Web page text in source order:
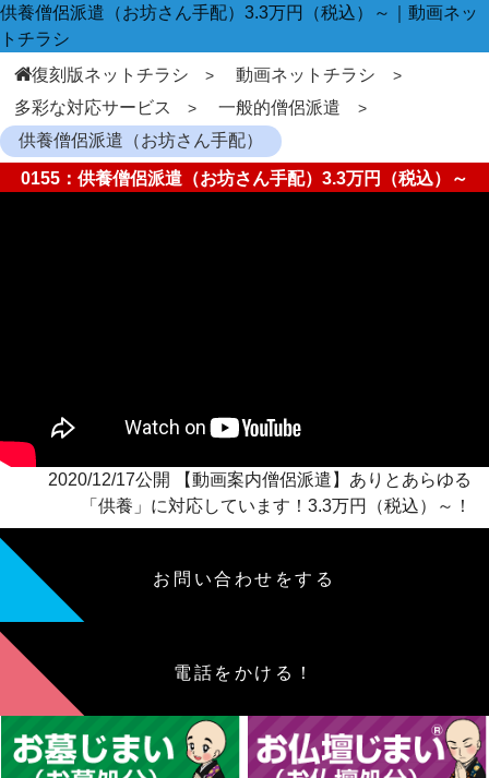
供養僧侶派遣（お坊さん手配）3.3万円（税込）～｜動画ネッ
トチラシ
復刻版ネットチラシ
動画ネットチラシ
多彩な対応サービス
一般的僧侶派遣
供養僧侶派遣（お坊さん手配）
0155：供養僧侶派遣（お坊さん手配）3.3万円（税込）～
2020/12/17公開 【動画案内僧侶派遣】ありとあらゆる
「供養」に対応しています！3.3万円（税込）～！
お問い合わせをする
電話をかける！